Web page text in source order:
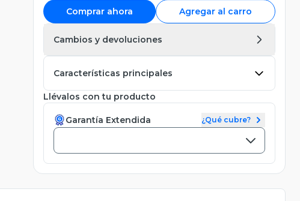
Comprar ahora Agregar al carro
Cambios y devoluciones
Características principales
Llévalos con tu producto
Garantía Extendida ¿Qué cubre?